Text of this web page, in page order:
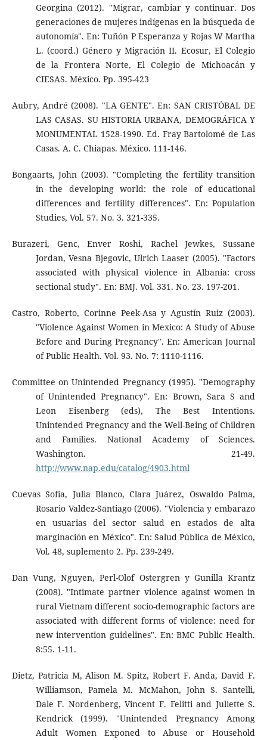
Georgina (2012). "Migrar, cambiar y continuar. Dos
generaciones de mujeres indígenas en la búsqueda de
autonomía". En: Tuñón P Esperanza y Rojas W Martha
L. (coord.) Género y Migración II. Ecosur, El Colegio
de la Frontera Norte, El Colegio de Michoacán y
CIESAS. México. Pp. 395-423
Aubry, André (2008). "LA GENTE". En: SAN CRISTÓBAL DE
LAS CASAS. SU HISTORIA URBANA, DEMOGRÁFICA Y
MONUMENTAL 1528-1990. Ed. Fray Bartolomé de Las
Casas. A. C. Chiapas. México. 111-146.
Bongaarts, John (2003). "Completing the fertility transition
in the developing world: the role of educational
differences and fertility differences". En: Population
Studies, Vol. 57. No. 3. 321-335.
Burazeri, Genc, Enver Roshi, Rachel Jewkes, Sussane
Jordan, Vesna Bjegovic, Ulrich Laaser (2005). "Factors
associated with physical violence in Albania: cross
sectional study". En: BMJ. Vol. 331. No. 23. 197-201.
Castro, Roberto, Corinne Peek-Asa y Agustín Ruiz (2003).
"Violence Against Women in Mexico: A Study of Abuse
Before and During Pregnancy". En: American Journal
of Public Health. Vol. 93. No. 7: 1110-1116.
Committee on Unintended Pregnancy (1995). "Demography
of Unintended Pregnancy". En: Brown, Sara S and
Leon Eisenberg (eds), The Best Intentions.
Unintended Pregnancy and the Well-Being of Children
and Families. National Academy of Sciences.
Washington. 21-49.
http://www.nap.edu/catalog/4903.html
Cuevas Sofía, Julia Blanco, Clara Juárez, Oswaldo Palma,
Rosario Valdez-Santiago (2006). "Violencia y embarazo
en usuarias del sector salud en estados de alta
marginación en México". En: Salud Pública de México,
Vol. 48, suplemento 2. Pp. 239-249.
Dan Vung, Nguyen, Perl-Olof Ostergren y Gunilla Krantz
(2008). "Intimate partner violence against women in
rural Vietnam different socio-demographic factors are
associated with different forms of violence: need for
new intervention guidelines". En: BMC Public Health.
8:55. 1-11.
Dietz, Patricia M, Alison M. Spitz, Robert F. Anda, David F.
Williamson, Pamela M. McMahon, John S. Santelli,
Dale F. Nordenberg, Vincent F. Felitti and Juliette S.
Kendrick (1999). "Unintended Pregnancy Among
Adult Women Exponed to Abuse or Household